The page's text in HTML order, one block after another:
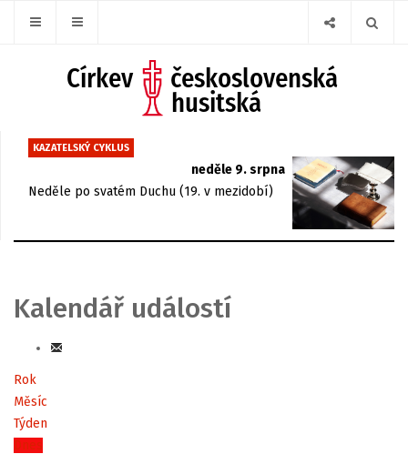
KAZATELSKÝ CYKLUS
neděle 9. srpna
Neděle po svatém Duchu (19. v mezidobí)
Kalendář událostí
Rok
Měsíc
Týden
Dnes